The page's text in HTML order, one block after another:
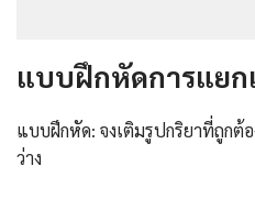
แบบฝึกหัดการแยก
แบบฝึกหัด: จงเติมรูปกริยาที่ถูกต้
ว่าง